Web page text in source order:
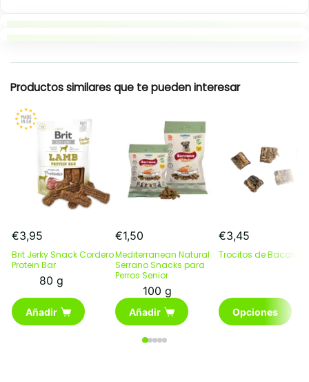
Productos similares que te pueden interesar
€3,95
Brit Jerky Snack Cordero
Protein Bar
80 g
Añadir
€1,50
Mediterranean Natural
Serrano Snacks para
Perros Senior
100 g
Añadir
€3,45
Trocitos de Bacalao
Opciones
Este
producto